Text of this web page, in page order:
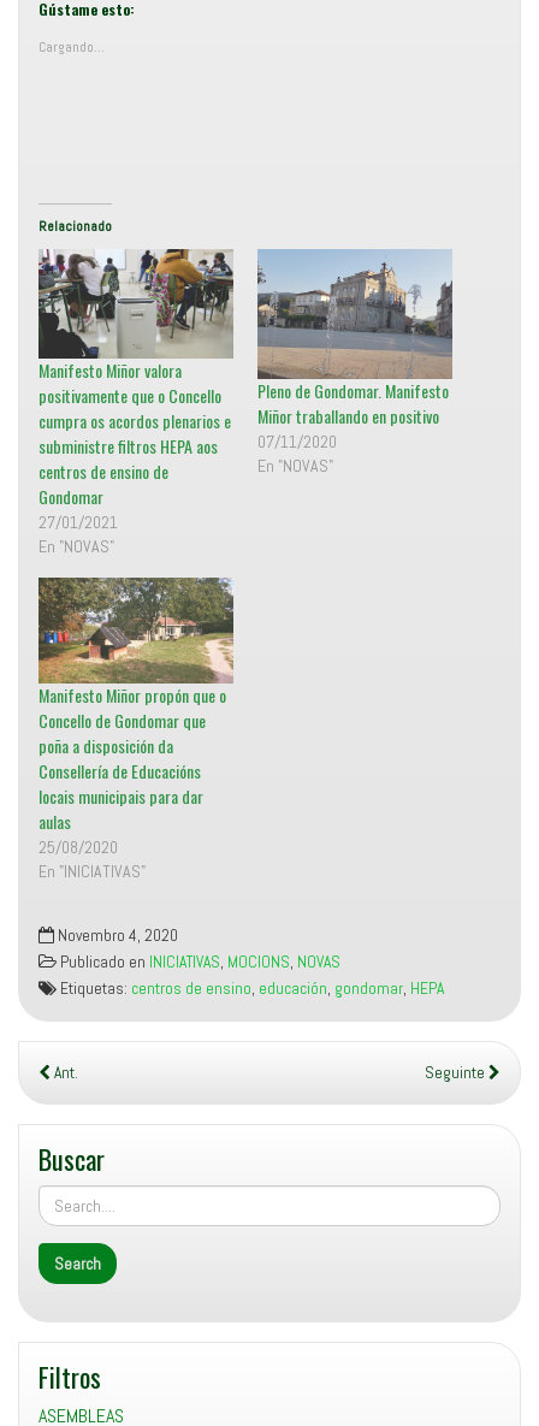
r
t
r
S
e
b
r
e
e
n
u
n
a
v
e
n
a
n
a
n
u
e
v
a
)
e
n
F
a
c
e
o
o
k
(
S
e
a
b
r
e
e
n
t
a
n
a
n
u
e
v
a
)
Gústame esto:
Cargando...
Relacionado
Manifesto Miñor valora
positivamente que o Concello
cumpra os acordos plenarios e
subministre filtros HEPA aos
centros de ensino de
Gondomar
27/01/2021
En "NOVAS"
Pleno de Gondomar. Manifesto
Miñor traballando en positivo
07/11/2020
En "NOVAS"
Manifesto Miñor propón que o
Concello de Gondomar que
poña a disposición da
Consellería de Educacións
locais municipais para dar
aulas
25/08/2020
En "INICIATIVAS"
Novembro 4, 2020
Publicado en INICIATIVAS, MOCIONS, NOVAS
Etiquetas: centros de ensino, educación, gondomar, HEPA
Ant. Seguinte
Buscar
Filtros
ASEMBLEAS